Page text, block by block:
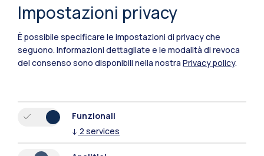
Impostazioni privacy
È possibile specificare le impostazioni di privacy che
seguono. Informazioni dettagliate e le modalità di revoca
del consenso sono disponibili nella nostra Privacy policy.
Funzionali
↓ 2 services